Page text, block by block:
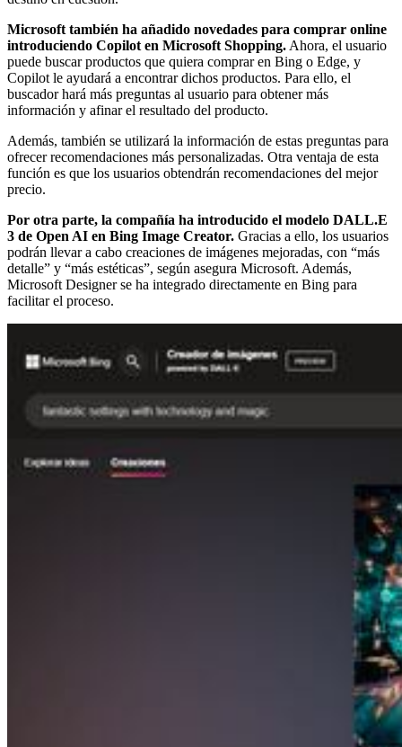
Microsoft también ha añadido novedades para comprar online
introduciendo Copilot en Microsoft Shopping. Ahora, el usuario
puede buscar productos que quiera comprar en Bing o Edge, y
Copilot le ayudará a encontrar dichos productos. Para ello, el
buscador hará más preguntas al usuario para obtener más
información y afinar el resultado del producto.
Además, también se utilizará la información de estas preguntas para
ofrecer recomendaciones más personalizadas. Otra ventaja de esta
función es que los usuarios obtendrán recomendaciones del mejor
precio.
Por otra parte, la compañía ha introducido el modelo DALL.E
3 de Open AI en Bing Image Creator. Gracias a ello, los usuarios
podrán llevar a cabo creaciones de imágenes mejoradas, con “más
detalle” y “más estéticas”, según asegura Microsoft. Además,
Microsoft Designer se ha integrado directamente en Bing para
facilitar el proceso.